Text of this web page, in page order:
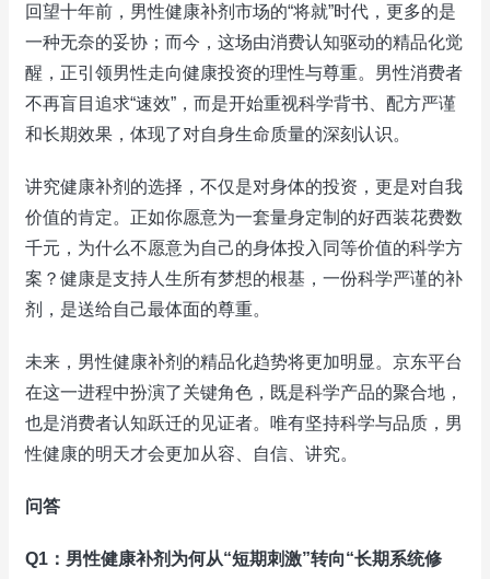
回望十年前，男性健康补剂市场的“将就”时代，更多的是
一种无奈的妥协；而今，这场由消费认知驱动的精品化觉
醒，正引领男性走向健康投资的理性与尊重。男性消费者
不再盲目追求“速效”，而是开始重视科学背书、配方严谨
和长期效果，体现了对自身生命质量的深刻认识。
讲究健康补剂的选择，不仅是对身体的投资，更是对自我
价值的肯定。正如你愿意为一套量身定制的好西装花费数
千元，为什么不愿意为自己的身体投入同等价值的科学方
案？健康是支持人生所有梦想的根基，一份科学严谨的补
剂，是送给自己最体面的尊重。
未来，男性健康补剂的精品化趋势将更加明显。京东平台
在这一进程中扮演了关键角色，既是科学产品的聚合地，
也是消费者认知跃迁的见证者。唯有坚持科学与品质，男
性健康的明天才会更加从容、自信、讲究。
问答
Q1：男性健康补剂为何从“短期刺激”转向“长期系统修